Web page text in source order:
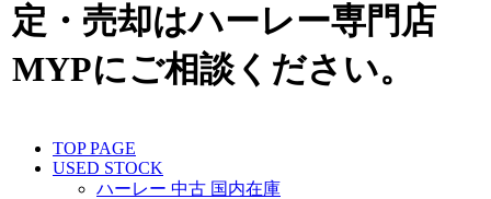
定・売却はハーレー専門店
MYPにご相談ください。
TOP PAGE
USED STOCK
ハーレー 中古 国内在庫